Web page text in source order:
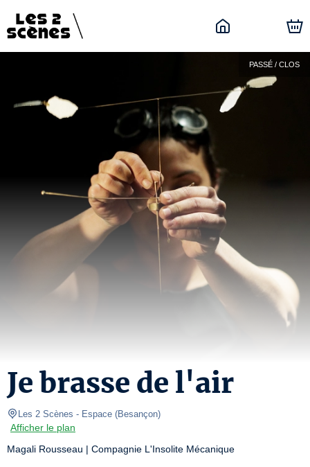
PASSÉ / CLOS
Je brasse de l'air
Les 2 Scènes - Espace (Besançon)
Afficher le plan
Magali Rousseau | Compagnie L'Insolite Mécanique